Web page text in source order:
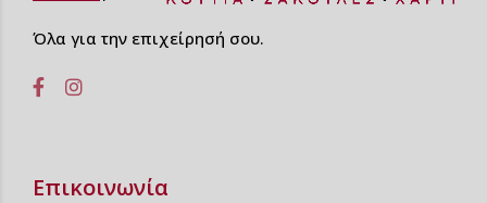
Όλα για την επιχείρησή σου.
Επικοινωνία